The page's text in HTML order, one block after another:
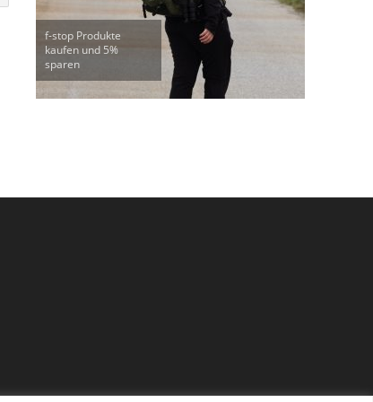
f-stop Produkte
kaufen und 5%
sparen